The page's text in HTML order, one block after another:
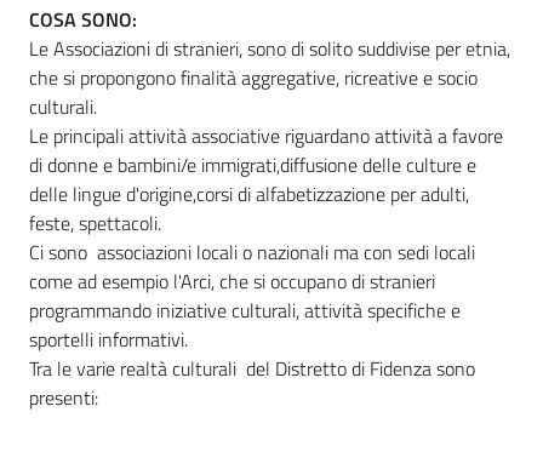
famiglie
Informazioni
locali
Newsletter
COSA SONO:
Le Associazioni di stranieri, sono di solito suddivise per etnia,
che si propongono finalità aggregative, ricreative e socio
culturali.
Le principali attività associative riguardano attività a favore
di donne e bambini/e immigrati,diffusione delle culture e
delle lingue d'origine,corsi di alfabetizzazione per adulti,
feste, spettacoli.
Ci sono associazioni locali o nazionali ma con sedi locali
come ad esempio l'Arci, che si occupano di stranieri
programmando iniziative culturali, attività specifiche e
sportelli informativi.
Tra le varie realtà culturali del Distretto di Fidenza sono
presenti: